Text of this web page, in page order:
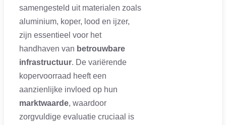
samengesteld uit materialen zoals
aluminium, koper, lood en ijzer,
zijn essentieel voor het
handhaven van betrouwbare
infrastructuur. De variërende
kopervoorraad heeft een
aanzienlijke invloed op hun
marktwaarde, waardoor
zorgvuldige evaluatie cruciaal is